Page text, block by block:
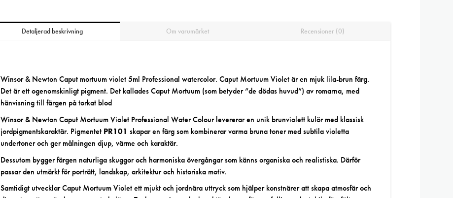
Detaljerad beskrivning Om varumärket Recensioner (0)
Winsor & Newton Caput mortuum violet 5ml Professional watercolor. Caput Mortuum Violet är en mjuk lila-brun färg.
Det är ett ogenomskinligt pigment. Det kallades Caput Mortuum (som betyder ”de dödas huvud”) av romarna, med
hänvisning till färgen på torkat blod
Winsor & Newton Caput Mortuum Violet Professional Water Colour levererar en unik brunviolett kulör med klassisk
jordpigmentskaraktär. Pigmentet PR101 skapar en färg som kombinerar varma bruna toner med subtila violetta
undertoner och ger målningen djup, värme och karaktär.
Dessutom bygger färgen naturliga skuggor och harmoniska övergångar som känns organiska och realistiska. Därför
passar den utmärkt för porträtt, landskap, arkitektur och historiska motiv.
Samtidigt utvecklar Caput Mortuum Violet ett mjukt och jordnära uttryck som hjälper konstnärer att skapa atmosfär och